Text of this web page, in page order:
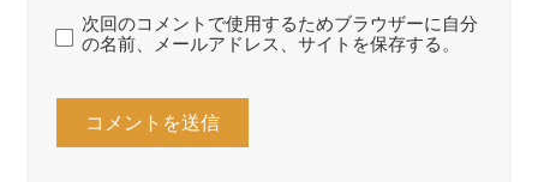
次回のコメントで使用するためブラウザーに自分
の名前、メールアドレス、サイトを保存する。